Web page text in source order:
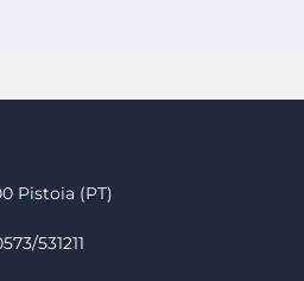
Pistoia (PT)
531211